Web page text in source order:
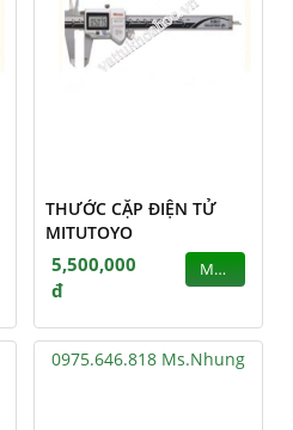
THƯỚC CẶP ĐIỆN TỬ
MITUTOYO
5,500,000
đ
MUA
0975.646.818 Ms.Nhung